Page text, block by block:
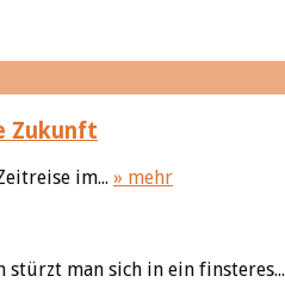
Zukunft
im... » mehr
man sich in ein finsteres...